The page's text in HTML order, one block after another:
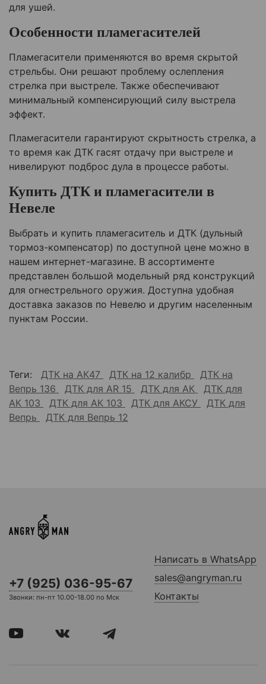
для ушей.
Особенности пламегасителей
Пламегасители применяются во время скрытой
стрельбы. Они решают проблему ослепления
стрелка при выстреле. Также обеспечивают
минимальный компенсирующий силу выстрела
эффект.
Пламегасители гарантируют скрытность стрелка, а
то время как ДТК гасят отдачу при выстреле и
нивелируют подброс дула в процессе работы.
Купить ДТК и пламегасители в
Невеле
Выбрать и купить пламегаситель и ДТК (дульный
тормоз-компенсатор) по доступной цене можно в
нашем интернет-магазине. В ассортименте
представлен большой модельный ряд конструкций
для огнестрельного оружия. Доступна удобная
доставка заказов по Невелю и другим населенным
пунктам России.
Теги: ДТК на АК47 ДТК на 12 калибр
ДТК на
Вепрь 136
ДТК для AR 15 ДТК для АК
ДТК для
АК 103
ДТК для АК 103 ДТК для АКСУ
ДТК для
Вепрь
ДТК для Вепрь 12
+7 (925) 036-95-67
Звонки: пн-пт 10.00-18.00 по Мск
Написать в WhatsApp
sales@angryman.ru
Контакты